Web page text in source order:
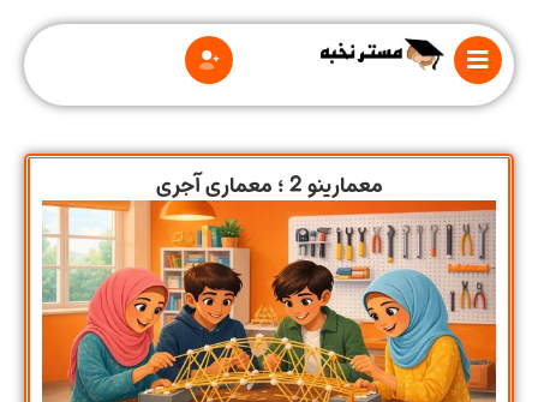
درباره
مقررات
معمارینو 2 ؛ معماری آجری